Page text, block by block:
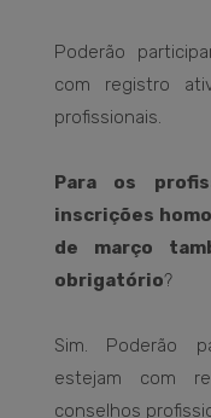
Poderão
com registro
profissionais.
Para os
inscrições
de março
obrigatório?
Sim. Poderão
estejam com
conselhos